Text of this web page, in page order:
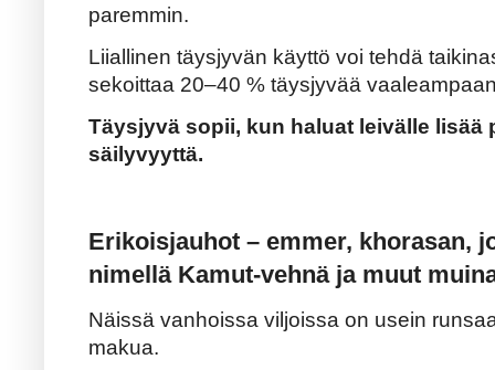
paremmin.
Liiallinen täysjyvän käyttö voi tehdä
sekoittaa 20–40 % täysjyvää
Täysjyvä sopii, kun haluat leivälle lisää
säilyvyyttä.
Erikoisjauhot – emmer, khorasan,
nimellä Kamut-vehnä ja muut
Näissä vanhoissa viljoissa on usein
makua.